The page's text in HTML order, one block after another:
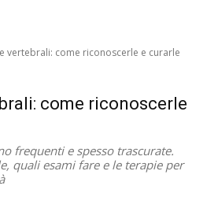
vertebrali: come riconoscerle e curarle
come riconoscerle
frequenti e spesso trascurate.
quali esami fare e le terapie per